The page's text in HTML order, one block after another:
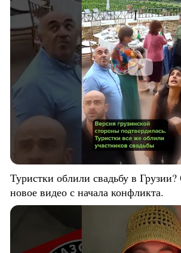
Туристки облили свадьбу в
новое видео с начала конфликта.